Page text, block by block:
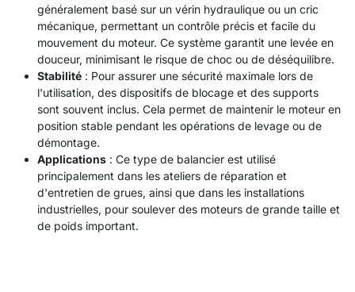
généralement basé sur un vérin hydraulique ou un cric
mécanique, permettant un contrôle précis et facile du
mouvement du moteur. Ce système garantit une levée en
douceur, minimisant le risque de choc ou de déséquilibre.
Stabilité : Pour assurer une sécurité maximale lors de
l'utilisation, des dispositifs de blocage et des supports
sont souvent inclus. Cela permet de maintenir le moteur en
position stable pendant les opérations de levage ou de
démontage.
Applications : Ce type de balancier est utilisé
principalement dans les ateliers de réparation et
d'entretien de grues, ainsi que dans les installations
industrielles, pour soulever des moteurs de grande taille et
de poids important.